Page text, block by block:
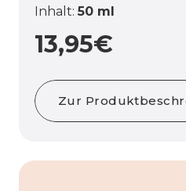
Inhalt:50 ml
13,95€
Zur